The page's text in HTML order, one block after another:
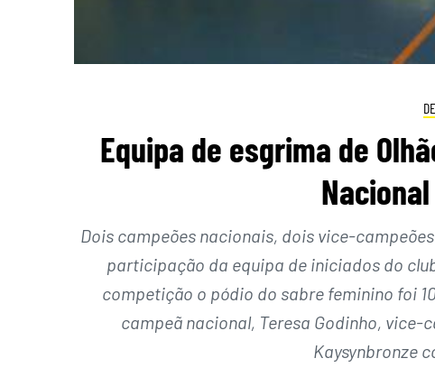
Equipa de esgrima de
Dois campeões nacionais, dois vice-
participação da equipa de iniciados do
competição o pódio do sabre feminino foi
campeã nacional, Teresa Godinho, vice-
Kaysynbronze